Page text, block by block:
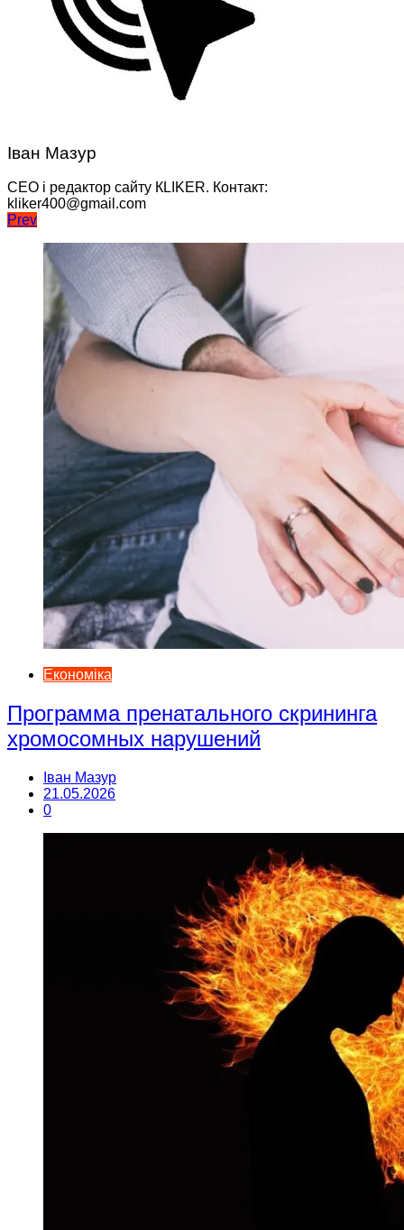
Іван Мазур
CEO і редактор сайту КLIKER. Контакт:
kliker400@gmail.com
Навігація
записів
Prev
Економіка
Программа пренатального скрининга
хромосомных нарушений
Іван Мазур
21.05.2026
0